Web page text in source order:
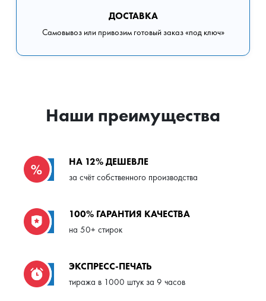
ДОСТАВКА
Самовывоз или привозим готовый заказ «под ключ»
Наши преимущества
НА 12% ДЕШЕВЛЕ
за счёт собственного производства
100% ГАРАНТИЯ КАЧЕСТВА
на 50+ стирок
ЭКСПРЕСС-ПЕЧАТЬ
тиража в 1000 штук за 9 часов